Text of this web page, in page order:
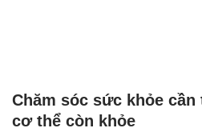
Chăm sóc sức khỏe
cơ thể còn khỏe